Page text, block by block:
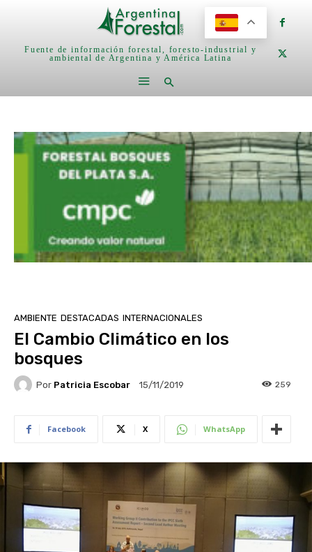
Fuente de información forestal, foresto-industrial y
ambiental de Argentina y América Latina
AMBIENTE DESTACADAS INTERNACIONALES
El Cambio Climático en los
bosques
Por Patricia Escobar 15/11/2019 259
Facebook X WhatsApp